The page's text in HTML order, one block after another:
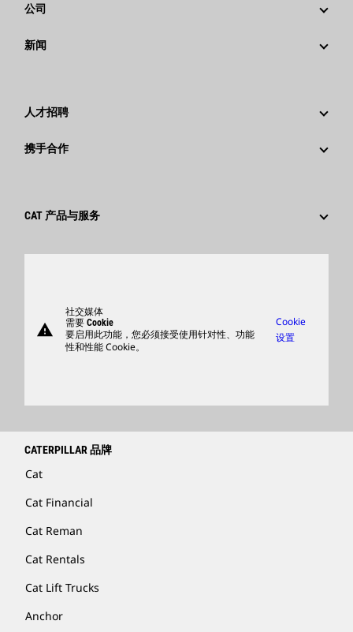
公司
战略
行为准则
创新
新闻
人才招聘
为什么选择卡特彼勒？
携手合作
供应商
CAT 产品与服务
商品warning
社交媒体
需要 Cookie
要启用此功能，您必须接受使用针对性、功能
性和性能 Cookie。
Cookie
设置
CATERPILLAR 品牌
Cat
Cat Financial
Cat Reman
Cat Rentals
Cat Lift Trucks
Anchor